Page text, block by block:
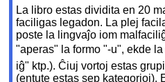
La libro estas dividita en 20
faciligas legadon. La plej
poste la lingvaĵo iom
"aperas" la formo "-u", ekde la
iĝ" ktp.). Ĉiuj vortoj estas
(entute estas sep kategorioj).